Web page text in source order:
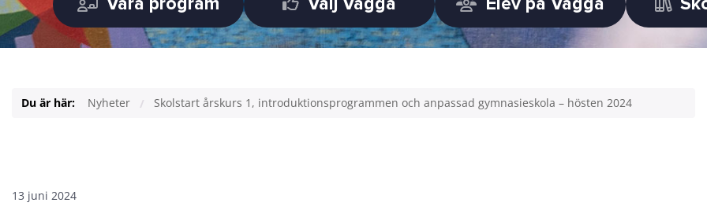
Du är här: Nyheter Skolstart årskurs 1, introduktionsprogrammen och anpassad gymnasieskola – hösten 2024
13 juni 2024